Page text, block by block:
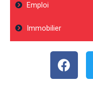
Emploi
Immobilier